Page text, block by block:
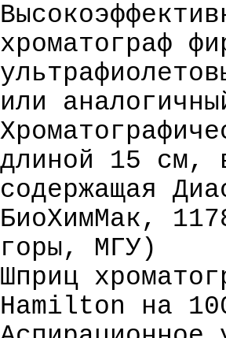
хроматограф
или
длиной 15 см,
содержащая
БиоХимМак,
горы, МГУ)
Шприц
Hamilton на